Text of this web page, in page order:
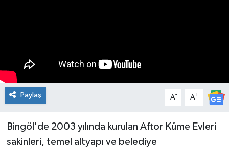
Paylaş A- A+
Bingöl'de 2003 yılında kurulan Aftor Küme Evleri
sakinleri, temel altyapı ve belediye
SOLHAN
SPOR